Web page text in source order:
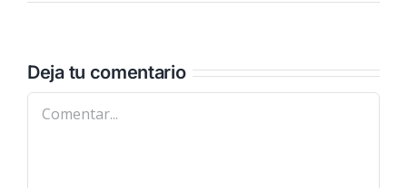
Deja tu comentario
Comentar